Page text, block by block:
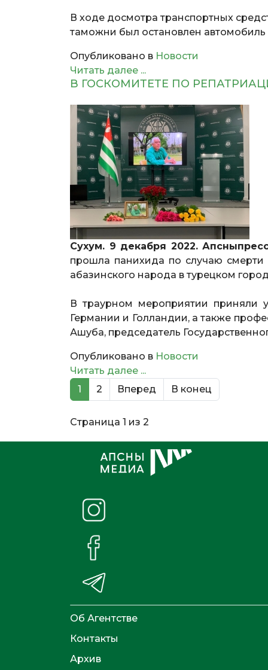
В ходе досмотра транспортных
таможни был остановлен автомобиль
Опубликовано в Новости
Читать далее ...
В ГОСКОМИТЕТЕ ПО
Сухум. 9 декабря 2022.
прошла панихида по случаю смерти
абазинского народа в турецком
В траурном мероприятии приняли
Германии и Голландии, а также
Ашуба, председатель
Опубликовано в Новости
Читать далее ...
1
2 Вперед В конец
Страница 1 из 2
Об Агентстве
Контакты
Архив